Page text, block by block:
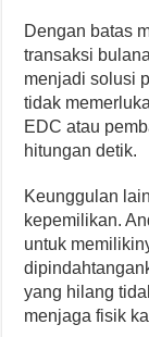
Dengan batas
transaksi
menjadi solusi
tidak
EDC atau
hitungan detik.
Keunggulan
kepemilikan.
untuk
yang hilang
menjaga fisik